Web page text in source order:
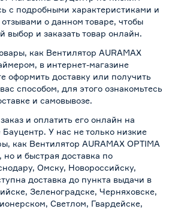
с подробными характеристиками и
о данном товаре, чтобы
выбор и заказать товар онлайн.
как Вентилятор AURAMAX
в интернет-магазине
оформить доставку или получить
способом, для этого ознакомьтесь
и самовывозе.
и оплатить его онлайн на
У нас не только низкие
как Вентилятор AURAMAX OPTIMA
но и быстрая доставка по
Омску, Новороссийску,
доставка до пункта выдачи в
Зеленоградске, Черняховске,
Светлом, Гвардейске,